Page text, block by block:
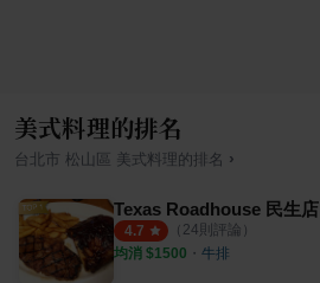
美式料理的排名
台北市 松山區 美式料理 的排名 ›
Texas Roadhouse 民生店
4.7 （ 24則評論）
均消 $1500 ・ 牛排